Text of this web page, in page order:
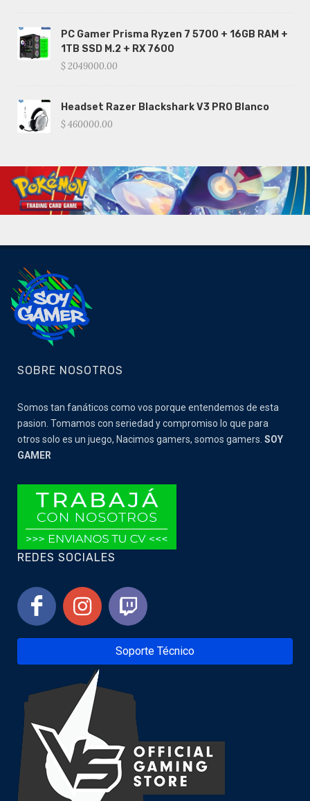
PC Gamer Prisma Ryzen 7 5700 + 16GB RAM +
1TB SSD M.2 + RX 7600
$ 2049000.00
Headset Razer Blackshark V3 PRO Blanco
$ 460000.00
SOBRE NOSOTROS
Somos tan fanáticos como vos porque entendemos de esta
pasion. Tomamos con seriedad y compromiso lo que para
otros solo es un juego, Nacimos gamers, somos gamers. SOY
GAMER
REDES SOCIALES
Soporte Técnico